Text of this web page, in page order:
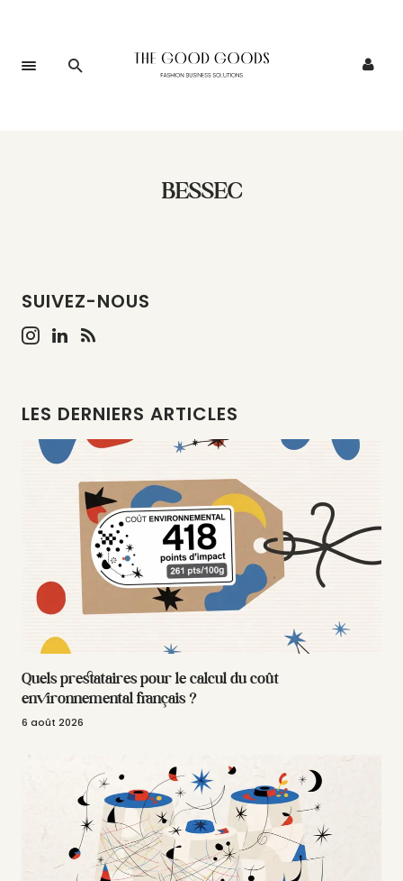
BESSEC
SUIVEZ-NOUS
LES DERNIERS ARTICLES
Quels prestataires pour le calcul du coût
environnemental français ?
6 août 2026